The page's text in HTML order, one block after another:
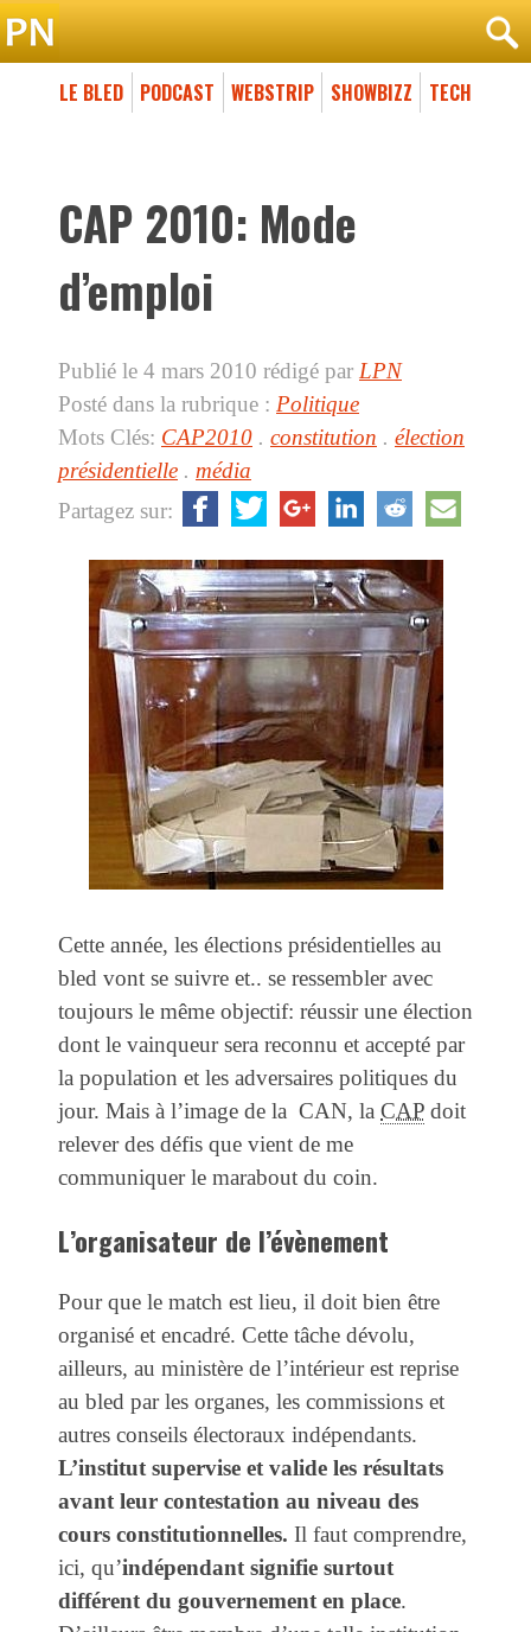
LE BLED PODCAST WEBSTRIP SHOWBIZZ TECH
CAP 2010: Mode
d’emploi
Publié le 4 mars 2010 rédigé par LPN
Posté dans la rubrique : Politique
Mots Clés: CAP2010 . constitution . élection
présidentielle . média
Partagez sur:
Cette année, les élections présidentielles au
bled vont se suivre et.. se ressembler avec
toujours le même objectif: réussir une élection
dont le vainqueur sera reconnu et accepté par
la population et les adversaires politiques du
jour. Mais à l’image de la CAN, la CAP doit
relever des défis que vient de me
communiquer le marabout du coin.
L’organisateur de l’évènement
Pour que le match est lieu, il doit bien être
organisé et encadré. Cette tâche dévolu,
ailleurs, au ministère de l’intérieur est reprise
au bled par les organes, les commissions et
autres conseils électoraux indépendants.
L’institut supervise et valide les résultats
avant leur contestation au niveau des
cours constitutionnelles. Il faut comprendre,
ici, qu’indépendant signifie surtout
différent du gouvernement en place.